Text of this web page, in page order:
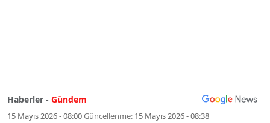
Haberler - Gündem
15 Mayıs 2026 - 08:00Güncellenme: 15 Mayıs 2026 - 08:38